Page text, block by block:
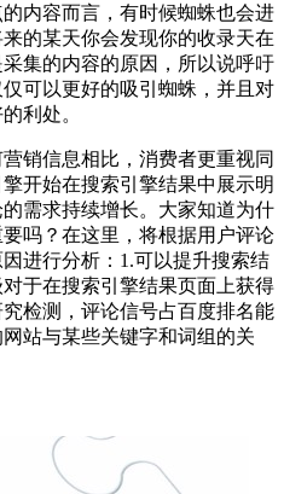
内容而言，有时候蜘蛛也会进
的某天你会发现你的收录天在
集的内容的原因，所以说呼吁
可以更好的吸引蜘蛛，并且对
利处。
销信息相比，消费者更重视同
开始在搜索引擎结果中展示明
需求持续增长。大家知道为什
吗？在这里，将根据用户评论
进行分析：1.可以提升搜索结
于在搜索引擎结果页面上获得
检测，评论信号占百度排名能
站与某些关键字和词组的关